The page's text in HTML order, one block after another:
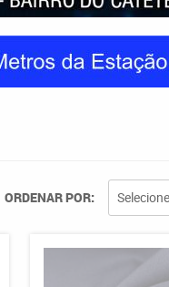
ORDENAR POR Selecione